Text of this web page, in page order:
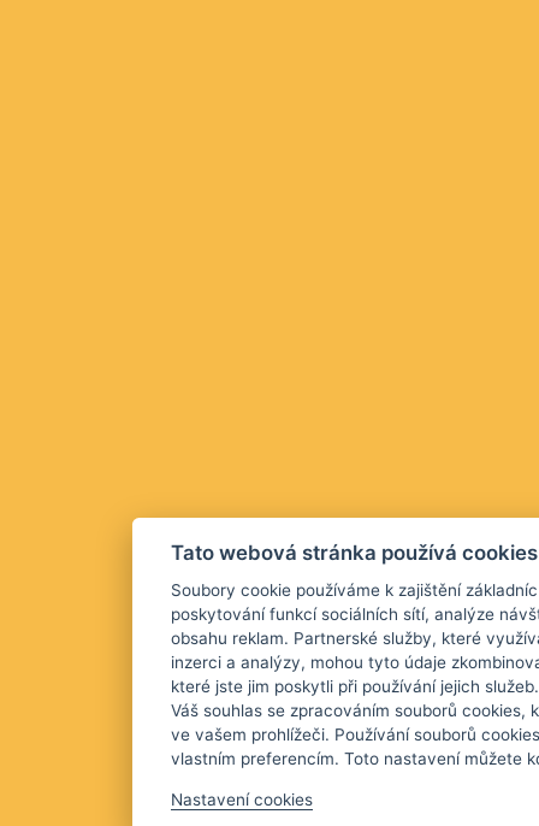
Tato webová stránka používá cookies
Soubory cookie používáme k zajištění
poskytování funkcí sociálních sítí, analýze
obsahu reklam. Partnerské služby, které
inzerci a analýzy, mohou tyto údaje
které jste jim poskytli při používání jejich
Váš souhlas se zpracováním souborů cookies,
ve vašem prohlížeči. Používání souborů
vlastním preferencím. Toto nastavení můžete
Nastavení cookies